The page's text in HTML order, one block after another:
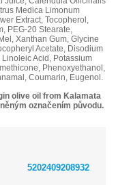
Medica Limonum
Extract, Tocopherol,
PEG-20 Stearate,
Xanthan Gum, Glycine
Acetate, Disodium
Acid, Potassium
Phenoxyethanol,
Coumarin, Eugenol.
olive oil from Kalamata
označením původu.
5202409208932